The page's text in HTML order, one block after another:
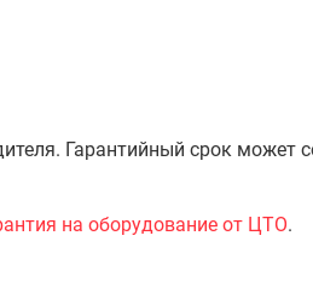
Гарантийный срок может
на оборудование от ЦТО.